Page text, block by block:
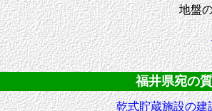
地盤の
福井県宛の
乾式貯蔵施設の建